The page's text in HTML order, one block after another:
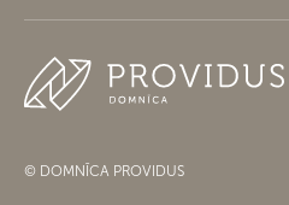
© DOMNĪCA PROVIDUS